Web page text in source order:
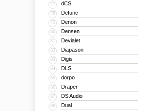
77 dCS
78 Defunc
79 Denon
80 Densen
81 Devialet
82 Diapason
83 Digis
84 DLS
85 dorpo
86 Draper
87 DS Audio
88 Dual